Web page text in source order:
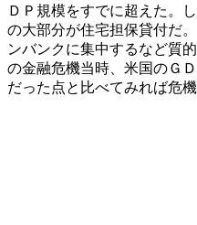
ＤＰ規模をすでに超えた。
の大部分が住宅担保貸付だ
ンバンクに集中するなど質
の金融危機当時、米国のＧ
だった点と比べてみれば危